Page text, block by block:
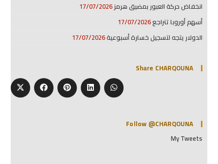
انخفاض حركة العبور بمضيق هرمز17/07/2026
أسهم أوروبا تتراجع17/07/2026
الدولار يتجه لتسجيل خسارة أسبوعية17/07/2026
Share CHARQOUNA
Follow @CHARQOUNA
My Tweets